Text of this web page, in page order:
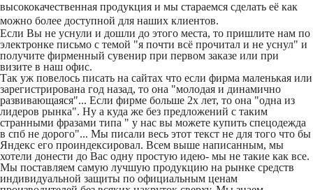
высококачественная продукция и мы стараемся сделать её как
можно более доступной для наших клиентов.
Если Вы не уснули и дошли до этого места, то пришлите нам по
электронке письмо с темой "я почти всё прочитал и не уснул" и
получите фирменный сувенир при первом заказе или при
визите в наш офис.
Так уж повелось писать на сайтах что если фирма маленькая или
зарегистрирована год назад, то она "молодая и динамично
развивающаяся"... Если фирме больше 2х лет, то она "одна из
лидеров рынка". Ну а куда же без предложений с таким
странными фразами типа " у нас вы можете купить спецодежда
в спб не дорого"... Мы писали весь этот текст не для того что бы
Яндекс его проиндексировал. Всем выше написанным, мы
хотели донести до Вас одну простую идею- мы не такие как все.
Мы поставляем самую лучшую продукцию на рынке средств
индивидуальной защиты по официальным ценам